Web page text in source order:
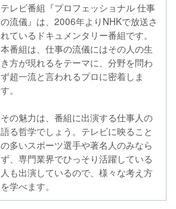
テレビ番組『プロフェッショナル 仕事
の流儀』は、2006年よりNHKで放送さ
れているドキュメンタリー番組です。
本番組は、仕事の流儀にはその人の生
き方が現れるをテーマに、分野を問わ
ず超一流と言われるプロに密着しま
す。
その魅力は、番組に出演する仕事人の
語る哲学でしょう。テレビに映ること
の多いスポーツ選手や著名人のみなら
ず、専門業界でひっそり活躍している
人も出演しているので、様々な考え方
を学べます。